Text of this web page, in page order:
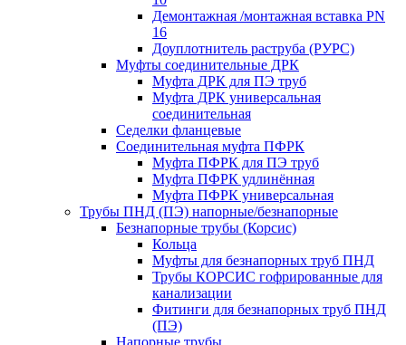
Демонтажная /монтажная вставка PN
16
Доуплотнитель раструба (РУРС)
Муфты соединительные ДРК
Муфта ДРК для ПЭ труб
Муфта ДРК универсальная
соединительная
Седелки фланцевые
Соединительная муфта ПФРК
Муфта ПФРК для ПЭ труб
Муфта ПФРК удлинённая
Муфта ПФРК универсальная
Трубы ПНД (ПЭ) напорные/безнапорные
Безнапорные трубы (Корсис)
Кольца
Муфты для безнапорных труб ПНД
Трубы КОРСИС гофрированные для
канализации
Фитинги для безнапорных труб ПНД
(ПЭ)
Напорные трубы